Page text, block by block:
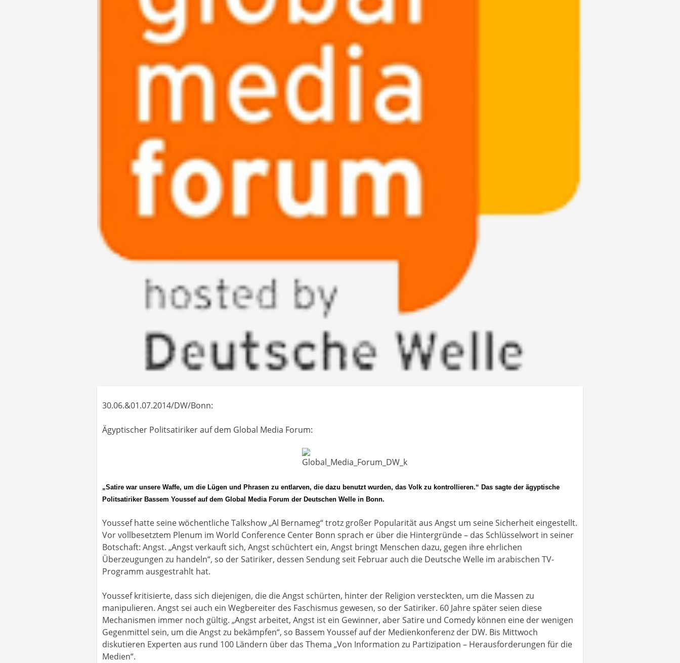
30.06.&01.07.2014/DW/Bonn:
Ägyptischer Politsatiriker auf dem Global Media Forum:
„Satire war unsere Waffe, um die Lügen und Phrasen zu entlarven, die dazu benutzt wurden, das Volk zu kontrollieren.“ Das sagte der ägyptische
Politsatiriker Bassem Youssef auf dem Global Media Forum der Deutschen Welle in Bonn.
Youssef hatte seine wöchentliche Talkshow „Al Bernameg“ trotz großer Popularität aus Angst um seine Sicherheit eingestellt.
Vor vollbesetztem Plenum im World Conference Center Bonn sprach er über die Hintergründe – das Schlüsselwort in seiner
Botschaft: Angst. „Angst verkauft sich, Angst schüchtert ein, Angst bringt Menschen dazu, gegen ihre ehrlichen
Überzeugungen zu handeln“, so der Satiriker, dessen Sendung seit Februar auch die Deutsche Welle im arabischen TV-
Programm ausgestrahlt hat.
Youssef kritisierte, dass sich diejenigen, die die Angst schürten, hinter der Religion versteckten, um die Massen zu
manipulieren. Angst sei auch ein Wegbereiter des Faschismus gewesen, so der Satiriker. 60 Jahre später seien diese
Mechanismen immer noch gültig. „Angst arbeitet, Angst ist ein Gewinner, aber Satire und Comedy können eine der wenigen
Gegenmittel sein, um die Angst zu bekämpfen“, so Bassem Youssef auf der Medienkonferenz der DW. Bis Mittwoch
diskutieren Experten aus rund 100 Ländern über das Thema „Von Information zu Partizipation – Herausforderungen für die
Medien“.